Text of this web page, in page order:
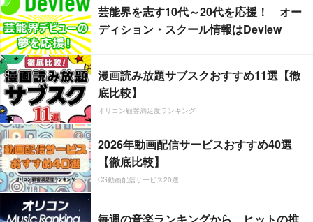
芸能界を志す10代～20代を応援！ オー
ディション・スクール情報はDeview
漫画読み放題サブスクおすすめ11選【徹
底比較】
オリコン顧客満足度ランキング
2026年動画配信サービスおすすめ40選
【徹底比較】
CS動画配信サービス20選
毎週の音楽ランキングから、ヒットの推